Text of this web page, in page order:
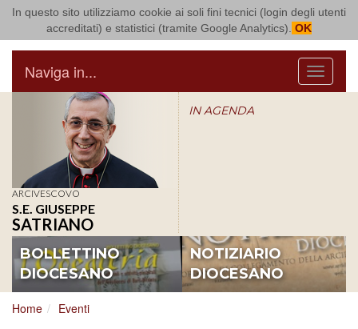
In questo sito utilizziamo cookie ai soli fini tecnici (login degli utenti
accreditati) e statistici (tramite Google Analytics). OK
Arcidiocesi di Bari Bitonto
Menu
Naviga in...
ARCIVESCOVO
S.E. GIUSEPPE
SATRIANO
IN AGENDA
BOLLETTINO
DIOCESANO
NOTIZIARIO
DIOCESANO
Home Eventi